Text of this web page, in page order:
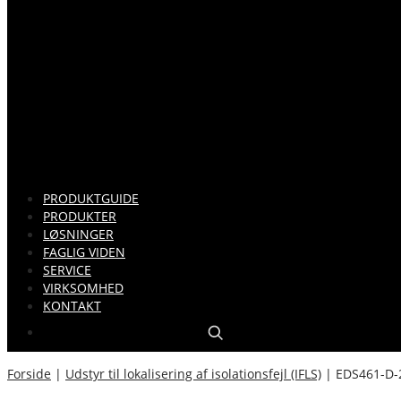
PRODUKTGUIDE
PRODUKTER
LØSNINGER
FAGLIG VIDEN
SERVICE
VIRKSOMHED
KONTAKT
Forside | Udstyr til lokalisering af isolationsfejl (IFLS) | EDS461-